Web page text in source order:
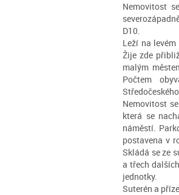
Nemovitost
D10.
Leží na
Žije zde
malým
Počtem
Nemovitost
která se
náměstí.
postavena v
Skládá se ze
a třech
jednotky.
Suterén a